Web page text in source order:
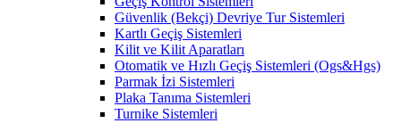
Güvenlik (Bekçi) Devriye Tur Sistemleri
Kartlı Geçiş Sistemleri
Kilit ve Kilit Aparatları
Otomatik ve Hızlı Geçiş Sistemleri (Ogs&Hgs)
Parmak İzi Sistemleri
Plaka Tanıma Sistemleri
Turnike Sistemleri